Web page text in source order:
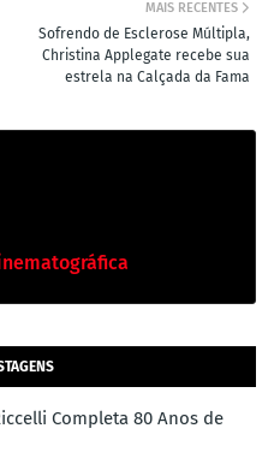
MAIS RECENTES
Sofrendo de Esclerose Múltipla,
Christina Applegate recebe sua
estrela na Calçada da Fama
Completa 80 Anos de